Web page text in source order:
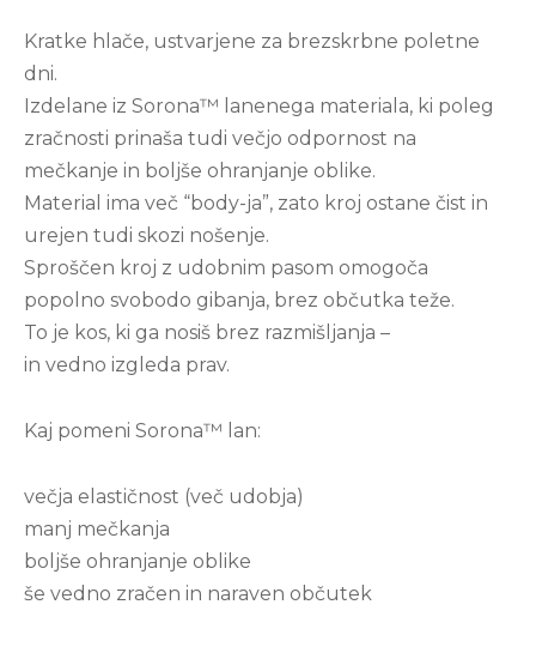
Kratke hlače, ustvarjene za brezskrbne poletne
dni.
Izdelane iz Sorona™ lanenega materiala, ki poleg
zračnosti prinaša tudi večjo odpornost na
mečkanje in boljše ohranjanje oblike.
Material ima več “body-ja”, zato kroj ostane čist in
urejen tudi skozi nošenje.
Sproščen kroj z udobnim pasom omogoča
popolno svobodo gibanja, brez občutka teže.
To je kos, ki ga nosiš brez razmišljanja –
in vedno izgleda prav.
Kaj pomeni Sorona™ lan:
večja elastičnost (več udobja)
manj mečkanja
boljše ohranjanje oblike
še vedno zračen in naraven občutek